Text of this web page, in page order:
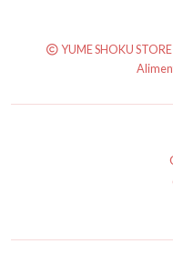
YUME SHOKU